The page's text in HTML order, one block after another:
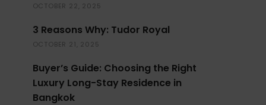
OCTOBER 22, 2025
3 Reasons Why: Tudor Royal
OCTOBER 21, 2025
Buyer’s Guide: Choosing the Right
Luxury Long-Stay Residence in
Bangkok